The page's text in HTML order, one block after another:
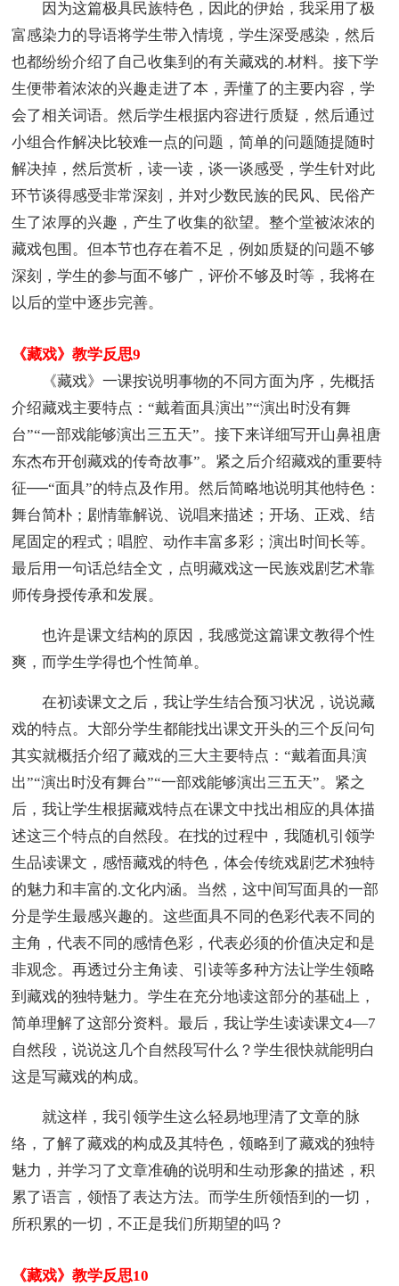
因为这篇极具民族特色，因此的伊始，我采用了极
富感染力的导语将学生带入情境，学生深受感染，然后
也都纷纷介绍了自己收集到的有关藏戏的.材料。接下学
生便带着浓浓的兴趣走进了本，弄懂了的主要内容，学
会了相关词语。然后学生根据内容进行质疑，然后通过
小组合作解决比较难一点的问题，简单的问题随提随时
解决掉，然后赏析，读一读，谈一谈感受，学生针对此
环节谈得感受非常深刻，并对少数民族的民风、民俗产
生了浓厚的兴趣，产生了收集的欲望。整个堂被浓浓的
藏戏包围。但本节也存在着不足，例如质疑的问题不够
深刻，学生的参与面不够广，评价不够及时等，我将在
以后的堂中逐步完善。
《藏戏》教学反思9
《藏戏》一课按说明事物的不同方面为序，先概括
介绍藏戏主要特点：“戴着面具演出”“演出时没有舞
台”“一部戏能够演出三五天”。接下来详细写开山鼻祖唐
东杰布开创藏戏的传奇故事”。紧之后介绍藏戏的重要特
征──“面具”的特点及作用。然后简略地说明其他特色：
舞台简朴；剧情靠解说、说唱来描述；开场、正戏、结
尾固定的程式；唱腔、动作丰富多彩；演出时间长等。
最后用一句话总结全文，点明藏戏这一民族戏剧艺术靠
师传身授传承和发展。
也许是课文结构的原因，我感觉这篇课文教得个性
爽，而学生学得也个性简单。
在初读课文之后，我让学生结合预习状况，说说藏
戏的特点。大部分学生都能找出课文开头的三个反问句
其实就概括介绍了藏戏的三大主要特点：“戴着面具演
出”“演出时没有舞台”“一部戏能够演出三五天”。紧之
后，我让学生根据藏戏特点在课文中找出相应的具体描
述这三个特点的自然段。在找的过程中，我随机引领学
生品读课文，感悟藏戏的特色，体会传统戏剧艺术独特
的魅力和丰富的.文化内涵。当然，这中间写面具的一部
分是学生最感兴趣的。这些面具不同的色彩代表不同的
主角，代表不同的感情色彩，代表必须的价值决定和是
非观念。再透过分主角读、引读等多种方法让学生领略
到藏戏的独特魅力。学生在充分地读这部分的基础上，
简单理解了这部分资料。最后，我让学生读读课文4—7
自然段，说说这几个自然段写什么？学生很快就能明白
这是写藏戏的构成。
就这样，我引领学生这么轻易地理清了文章的脉
络，了解了藏戏的构成及其特色，领略到了藏戏的独特
魅力，并学习了文章准确的说明和生动形象的描述，积
累了语言，领悟了表达方法。而学生所领悟到的一切，
所积累的一切，不正是我们所期望的吗？
《藏戏》教学反思10